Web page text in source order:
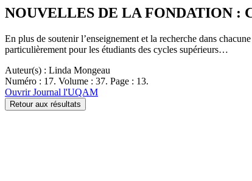
NOUVELLES DE LA FONDATION :
En plus de soutenir l’enseignement et la recherche dans
particulièrement pour les étudiants des cycles supérieurs…
Auteur(s) : Linda Mongeau
Numéro : 17. Volume : 37. Page : 13.
Ouvrir Journal l'UQAM
Retour aux résultats